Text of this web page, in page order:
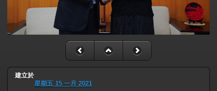
建立於
星期五 15 一月 2021